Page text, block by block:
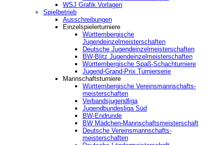
WSJ Grafik Vorlagen
Spielbetrieb
Ausschreibungen
Einzelspielerturniere
Württembergische
Jugendeinzelmeisterschaften
Deutsche Jugendeinzelmeisterschaften
BW-Blitz Jugendeinzelmeisterschaften
Württembergische Spaß-Schachturniere
Jugend-Grand-Prix Turnierserie
Mannschaftsturniere
Württembergische Vereinsmannschafts-
meisterschaften
Verbandsjugendliga
Jugendbundesliga Süd
BW-Endrunde
BW Mädchen-Mannschaftsmeisterschaft
Deutsche Vereinsmannschafts-
meisterschaften